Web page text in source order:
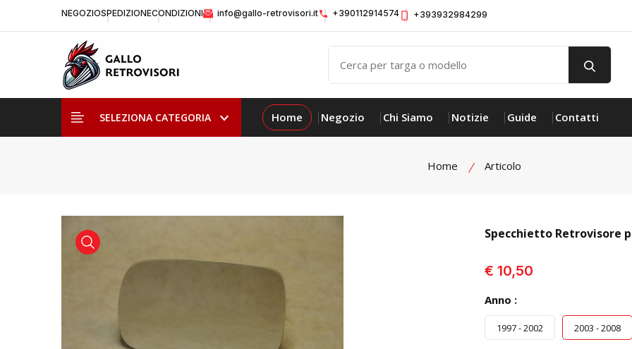
NEGOZIOSPEDIZIONECONDIZIONI info@gallo-retrovisori.it +390112914574 +393932984299
SELEZIONA CATEGORIA Home Negozio Chi Siamo Notizie Guide Contatti
Home Articolo
visualizza prodotto
Specchietto Retrovisore
€ 10,50
Anno :
1997 - 2002 2003 - 2008